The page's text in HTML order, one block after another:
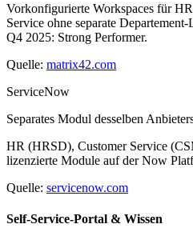
Vorkonfigurierte Workspaces für
Service ohne separate
Q4 2025: Strong Performer.
Quelle: matrix42.com
ServiceNow
Separates Modul desselben
HR (HRSD), Customer Service
lizenzierte Module auf der Now
Quelle: servicenow.com
Self-Service-Portal & Wissen